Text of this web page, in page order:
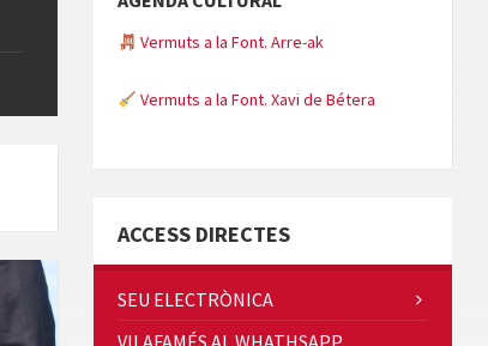
Vermuts a la Font. Arre-ak
Vermuts a la Font. Xavi de Bétera
ACCESS DIRECTES
SEU ELECTRÒNICA